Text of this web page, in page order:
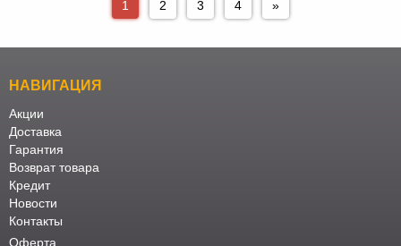
1 2 3 4 »
НАВИГАЦИЯ
Акции
Доставка
Гарантия
Возврат товара
Кредит
Новости
Контакты
Оферта